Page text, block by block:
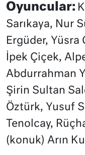
Oyuncular:
Sarıkaya, Nur
Ergüder,
İpek Çiçek,
Abdurrahman
Şirin Sultan
Öztürk, Yusuf
Tenolcay,
(konuk) Arın